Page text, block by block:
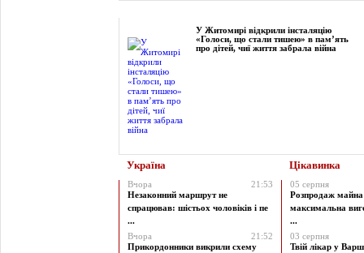
У Житомирі відкрили інсталяцію
«Голоси, що стали тишею» в пам’ять
про дітей, чиї життя забрала війна
Україна Цікавинка
Вчора
21:53
Незаконний маршрут не
спрацював: шістьох чоловіків і пе
...
Вчора
21:52
Прикордонники викрили схему
05 серпня
Розпродаж майна
максимальна
...
03 серпня
Твій лікар у